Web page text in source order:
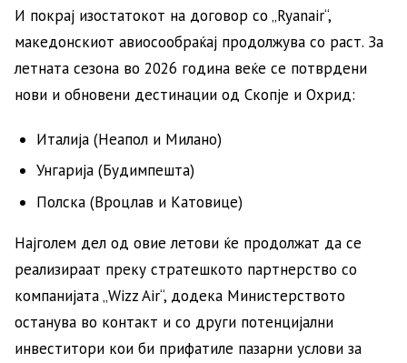
И покрај изостатокот на договор со „Ryanair“,
македонскиот авиосообраќај продолжува со раст. За
летната сезона во 2026 година веќе се потврдени
нови и обновени дестинации од Скопје и Охрид:
Италија (Неапол и Милано)
Унгарија (Будимпешта)
Полска (Вроцлав и Катовице)
Најголем дел од овие летови ќе продолжат да се
реализираат преку стратешкото партнерство со
компанијата „Wizz Air“, додека Министерството
останува во контакт и со други потенцијални
инвеститори кои би прифатиле пазарни услови за